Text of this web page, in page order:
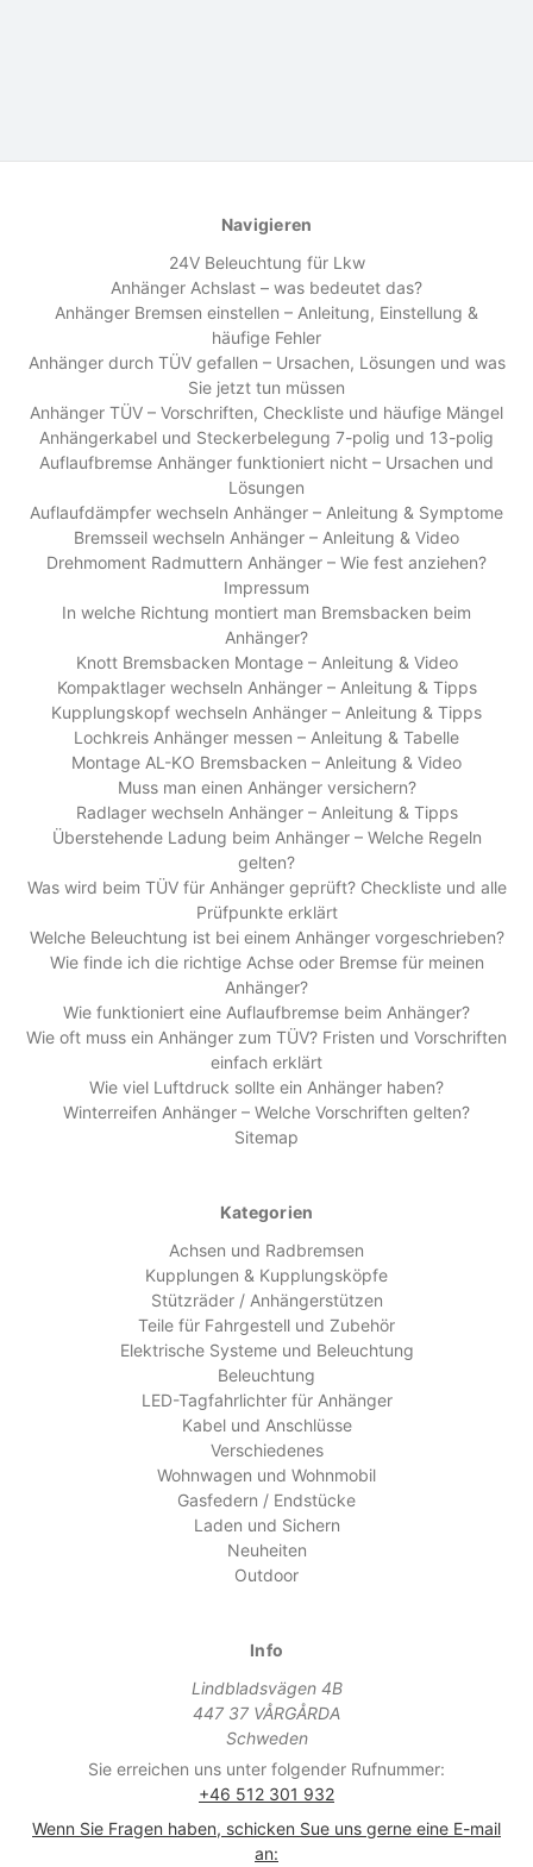
Navigieren
24V Beleuchtung für Lkw
Anhänger Achslast – was bedeutet das?
Anhänger Bremsen einstellen – Anleitung, Einstellung &
häufige Fehler
Anhänger durch TÜV gefallen – Ursachen, Lösungen und was
Sie jetzt tun müssen
Anhänger TÜV – Vorschriften, Checkliste und häufige Mängel
Anhängerkabel und Steckerbelegung 7-polig und 13-polig
Auflaufbremse Anhänger funktioniert nicht – Ursachen und
Lösungen
Auflaufdämpfer wechseln Anhänger – Anleitung & Symptome
Bremsseil wechseln Anhänger – Anleitung & Video
Drehmoment Radmuttern Anhänger – Wie fest anziehen?
Impressum
In welche Richtung montiert man Bremsbacken beim
Anhänger?
Knott Bremsbacken Montage – Anleitung & Video
Kompaktlager wechseln Anhänger – Anleitung & Tipps
Kupplungskopf wechseln Anhänger – Anleitung & Tipps
Lochkreis Anhänger messen – Anleitung & Tabelle
Montage AL-KO Bremsbacken – Anleitung & Video
Muss man einen Anhänger versichern?
Radlager wechseln Anhänger – Anleitung & Tipps
Überstehende Ladung beim Anhänger – Welche Regeln
gelten?
Was wird beim TÜV für Anhänger geprüft? Checkliste und alle
Prüfpunkte erklärt
Welche Beleuchtung ist bei einem Anhänger vorgeschrieben?
Wie finde ich die richtige Achse oder Bremse für meinen
Anhänger?
Wie funktioniert eine Auflaufbremse beim Anhänger?
Wie oft muss ein Anhänger zum TÜV? Fristen und Vorschriften
einfach erklärt
Wie viel Luftdruck sollte ein Anhänger haben?
Winterreifen Anhänger – Welche Vorschriften gelten?
Sitemap
Kategorien
Achsen und Radbremsen
Kupplungen & Kupplungsköpfe
Stützräder / Anhängerstützen
Teile für Fahrgestell und Zubehör
Elektrische Systeme und Beleuchtung
Beleuchtung
LED-Tagfahrlichter für Anhänger
Kabel und Anschlüsse
Verschiedenes
Wohnwagen und Wohnmobil
Gasfedern / Endstücke
Laden und Sichern
Neuheiten
Outdoor
Info
Lindbladsvägen 4B
447 37 VÅRGÅRDA
Schweden
Sie erreichen uns unter folgender Rufnummer:
+46 512 301 932
Wenn Sie Fragen haben, schicken Sue uns gerne eine E-mail
an: